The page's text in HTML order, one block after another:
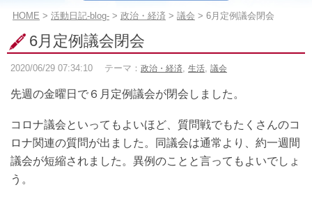
ト
内
検
索:
こ
ペ
ー
ジ
位
HOME > 活動日記-blog- > 政治・経済 > 議会 > 6月定例議会閉会
6月定例議会閉会
2020/06/29 07:34:10 テーマ： 政治・経済 生活 議会
先週の金曜日で６月定例議会が閉会しました。
コロナ議会といってもよいほど、質問戦でもたくさんのコ
ロナ関連の質問が出ました。同議会は通常より、約一週間
議会が短縮されました。異例のことと言ってもよいでしょ
う。